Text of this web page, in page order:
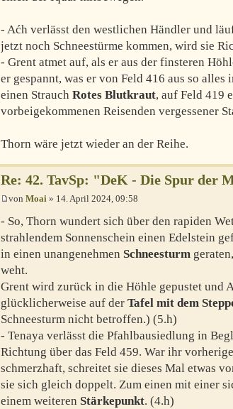
- Aćh verlässt den westlichen Händler und
jetzt noch Schneestürme kommen, wird sie
- Grent atmet auf, als er aus der finsteren
er gespannt, was er von Feld 416 aus so alles
einen Strauch Rotes Blutkraut, auf Feld 419
vorbeigekommenen Reisenden vergessener
Thorn wäre jetzt wieder an der Reihe.
Re: 42. TavSp: "DeK - Die Spur der
von Moai » 14. April 2024, 09:58
- So, Thorn wundert sich über den rapiden
strahlendem Sonnenschein einen Edelstein
in einen unangenehmen Schneesturm
weht.
Grent wird zurück in die Höhle gepustet und
glücklicherweise auf der Tafel mit dem
Schneesturm nicht betroffen.) (5.h)
- Tenaya verlässt die Pfahlbausiedlung in
Richtung über das Feld 459. War ihr
schmerzhaft, schreitet sie dieses Mal etwas
sie sich gleich doppelt. Zum einen mit einer
einem weiteren Stärkepunkt. (4.h)